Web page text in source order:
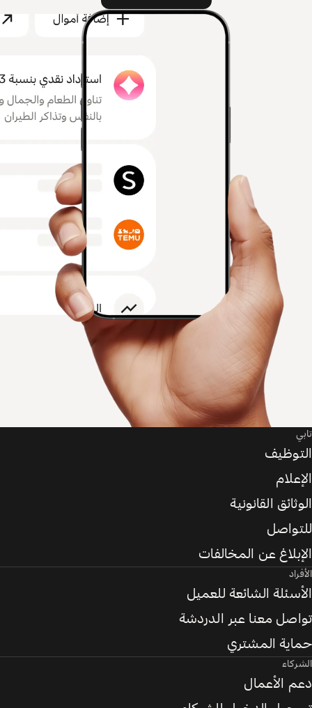
تابي
التوظيف
الإعلام
الوثائق القانونية
للتواصل
الإبلاغ عن المخالفات
الأفراد
الأسئلة الشائعة للعميل
تواصل معنا عبر الدردشة
حماية المشتري
الشركاء
دعم الأعمال